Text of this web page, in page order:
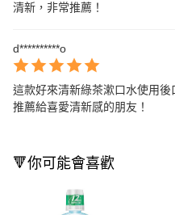
清新，非常推薦！
d**********o
這款好來清新綠茶漱口水使用後
推薦給喜愛清新感的朋友！
🔻你可能會喜歡